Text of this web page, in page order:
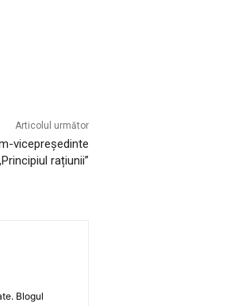
Articolul următor
vicepreședinte
rațiunii”
Blogul